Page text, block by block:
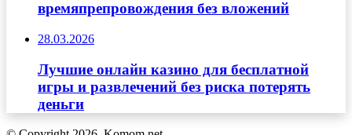
времяпрепровождения без вложений
28.03.2026
Лучшие онлайн казино для бесплатной
игры и развлечений без риска потерять
деньги